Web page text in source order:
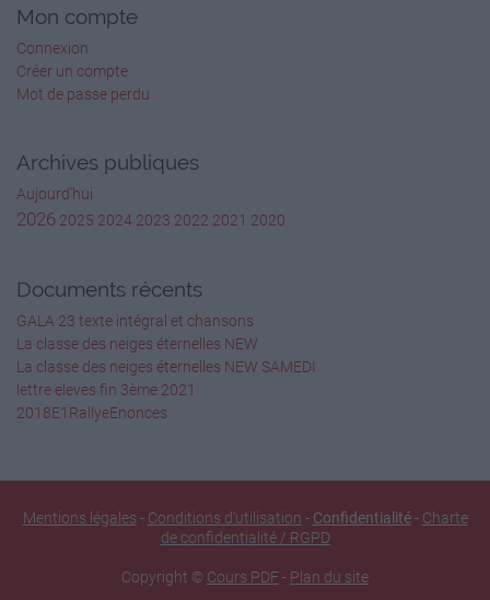
6 Le tétraèdre
7 Le prisme
2 -5 -6 -7 -8
Les non polyèdres
1 -3 -4
Nombre de
faces
Nombre de
sommets
8
Mon compte
Connexion
Créer un compte
Mot de passe perdu
Archives publiques
Aujourd'hui
2026 2025 2024 2023 2022 2021 2020
Documents récents
GALA 23 texte intégral et chansons
La classe des neiges éternelles NEW
La classe des neiges éternelles NEW SAMEDI
lettre eleves fin 3ème 2021
2018E1RallyeEnonces
Mentions légales - Conditions d'utilisation - Confidentialité- Charte
de confidentialité / RGPD
Copyright © Cours PDF - Plan du site